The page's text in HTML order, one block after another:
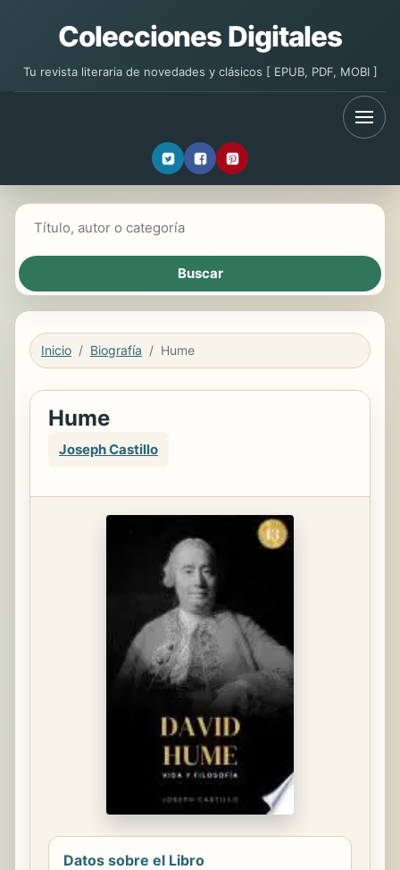
Colecciones Digitales
Tu revista literaria de novedades y clásicos [ EPUB, PDF, MOBI ]
Inicio Biografía Hume
Hume
Joseph Castillo
Datos sobre el Libro